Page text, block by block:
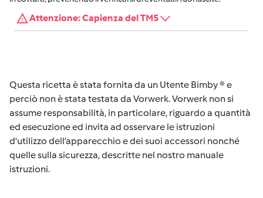
Attenzione: Capienza del TM5
Questa ricetta è stata fornita da un Utente Bimby ® e
perciò non è stata testata da Vorwerk. Vorwerk non si
assume responsabilità, in particolare, riguardo a quantità
ed esecuzione ed invita ad osservare le istruzioni
d'utilizzo dell’apparecchio e dei suoi accessori nonché
quelle sulla sicurezza, descritte nel nostro manuale
istruzioni.